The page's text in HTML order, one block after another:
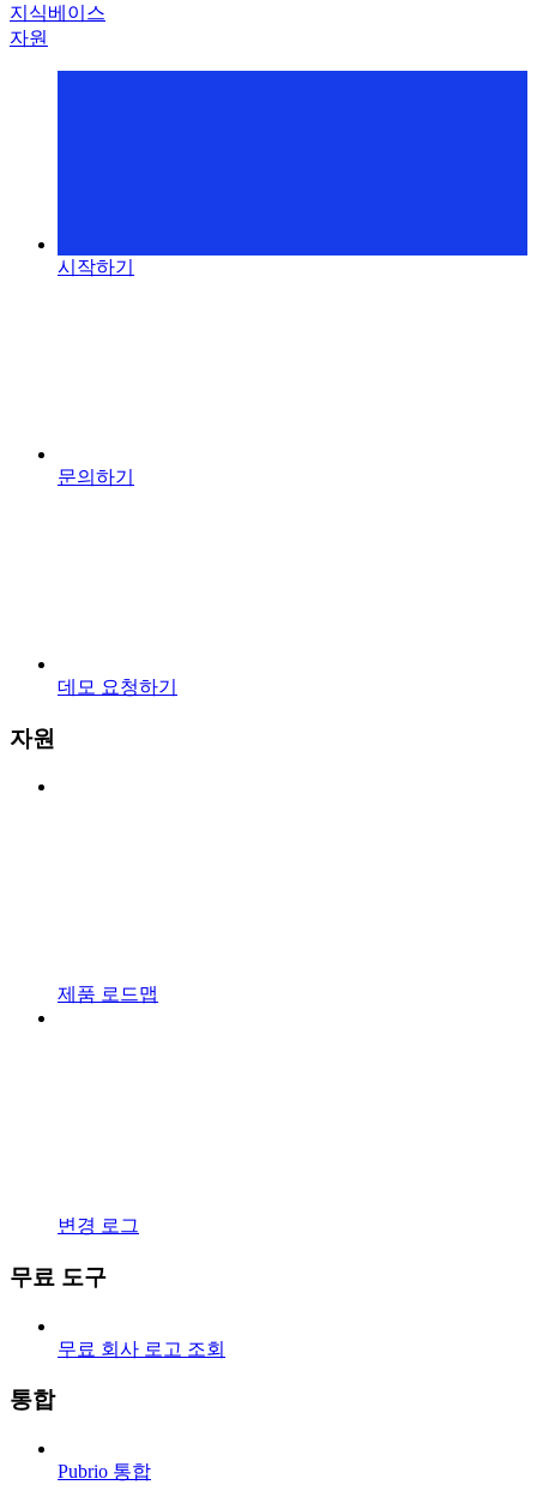
지식베이스
자원
시작하기
문의하기
데모 요청하기
자원
제품 로드맵
변경 로그
무료 도구
무료 회사 로고 조회
통합
Pubrio 통합